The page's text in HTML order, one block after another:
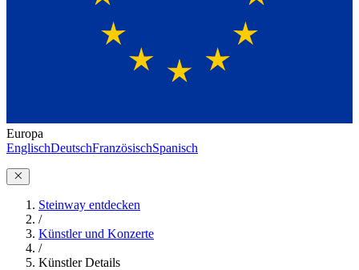
Europa
EnglischDeutschFranzösischSpanisch
Steinway entdecken
/
Künstler und Konzerte
/
Künstler Details